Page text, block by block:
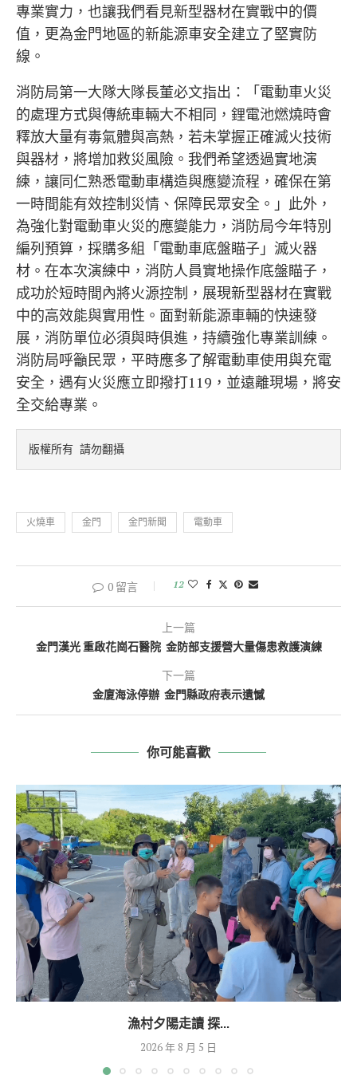
專業實力，也讓我們看見新型器材在實戰中的價
值，更為金門地區的新能源車安全建立了堅實防
線。
消防局第一大隊大隊長董必文指出：「電動車火災
的處理方式與傳統車輛大不相同，鋰電池燃燒時會
釋放大量有毒氣體與高熱，若未掌握正確滅火技術
與器材，將增加救災風險。我們希望透過實地演
練，讓同仁熟悉電動車構造與應變流程，確保在第
一時間能有效控制災情、保障民眾安全。」此外，
為強化對電動車火災的應變能力，消防局今年特別
編列預算，採購多組「電動車底盤瞄子」滅火器
材。在本次演練中，消防人員實地操作底盤瞄子，
成功於短時間內將火源控制，展現新型器材在實戰
中的高效能與實用性。面對新能源車輛的快速發
展，消防單位必須與時俱進，持續強化專業訓練。
消防局呼籲民眾，平時應多了解電動車使用與充電
安全，遇有火災應立即撥打119，並遠離現場，將安
全交給專業。
版權所有 請勿翻攝
火燒車 金門 金門新聞 電動車
0 留言 12
上一篇
金門漢光 重啟花崗石醫院 金防部支援營大量傷患救護演練
下一篇
金廈海泳停辦 金門縣政府表示遺憾
你可能喜歡
漁村夕陽走讀 探...
2026 年 8 月 5 日